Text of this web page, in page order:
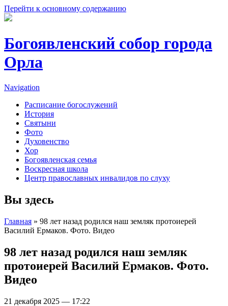
Перейти к основному содержанию
Богоявленский собор города
Орла
Navigation
Расписание богослужений
История
Святыни
Фото
Духовенство
Хор
Богоявленская семья
Воскресная школа
Центр православных инвалидов по слуху
Вы здесь
Главная » 98 лет назад родился наш земляк протоиерей
Василий Ермаков. Фото. Видео
98 лет назад родился наш земляк
протоиерей Василий Ермаков. Фото.
Видео
21 декабря 2025 — 17:22